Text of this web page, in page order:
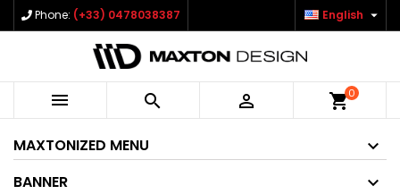
Phone: (+33) 0478038387 English 
   shopping_cart0
MAXTONIZED MENU
BANNER